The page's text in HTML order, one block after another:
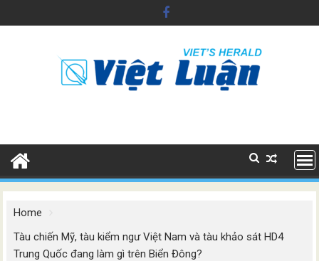
to
Home
Tàu chiến Mỹ, tàu kiểm ngư Việt Nam và tàu khảo sát HD4
Trung Quốc đang làm gì trên Biển Đông?